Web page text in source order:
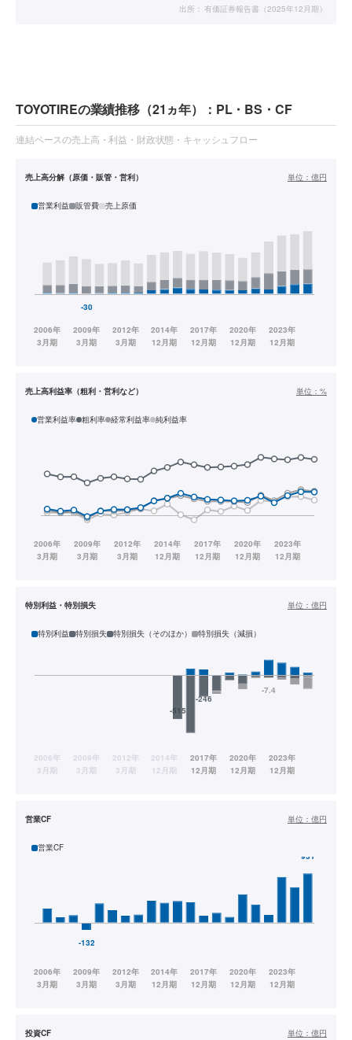
出所： 有価証券報告書（2025年12月期）
TOYOTIREの業績推移（21ヵ年）：PL・BS・CF
連結ベースの売上高・利益・財政状態・キャッシュフロー
売上高分解（原価・販管・営利） 単位： 億円
営業利益 販管費 売上原価
売上高利益率（粗利・営利など） 単位： %
営業利益率 粗利率 経常利益率 純利益率
特別利益・特別損失 単位： 億円
特別利益 特別損失 特別損失（そのほか） 特別損失（減損）
営業CF 単位： 億円
営業CF
投資CF 単位： 億円